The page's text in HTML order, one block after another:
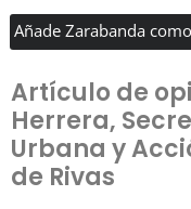
Añade Zarabanda
Artículo de
Herrera,
Urbana y
de Rivas